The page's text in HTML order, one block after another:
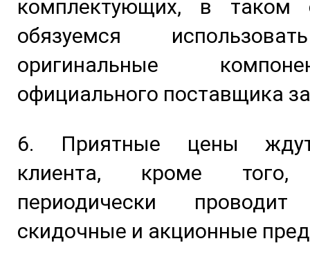
комплектующих, в таком
обязуемся
оригинальные
официального поставщика
6. Приятные цены
клиента, кроме того,
периодически
скидочные и акционные